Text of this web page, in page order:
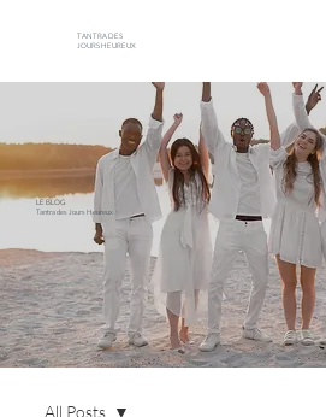
TANTRA DES
JOURS HEUREUX
LE BLOG
Tantra des Jours Heureux
All Posts